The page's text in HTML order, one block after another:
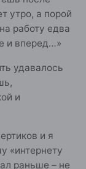
утро, а порой
работу едва
и вперед…»
удавалось
и
и я
«интернету
раньше – не